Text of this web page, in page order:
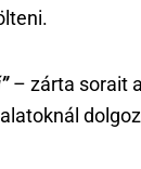
– zárta sorait a